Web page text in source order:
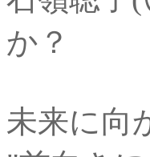
か？
未来に向